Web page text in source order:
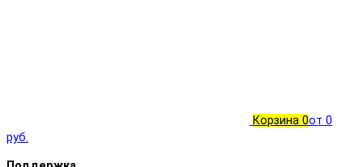
Корзина 0от 0
руб.